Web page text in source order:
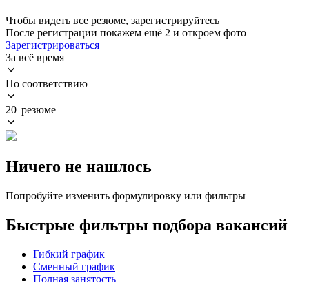
Чтобы видеть все резюме, зарегистрируйтесь
После регистрации покажем ещё 2 и откроем фото
Зарегистрироваться
За всё время
По соответствию
20 резюме
Ничего не нашлось
Попробуйте изменить формулировку или фильтры
Быстрые фильтры подбора вакансий
Гибкий график
Сменный график
Полная занятость